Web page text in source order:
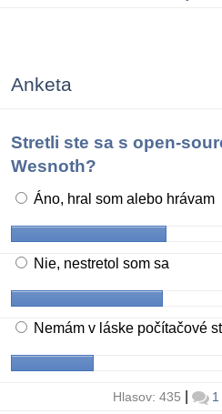
Anketa
Stretli ste sa s open-
Wesnoth?
Áno, hral som alebo hrávam
Nie, nestretol som sa
Nemám v láske počítačové
Hlasov: 435 1